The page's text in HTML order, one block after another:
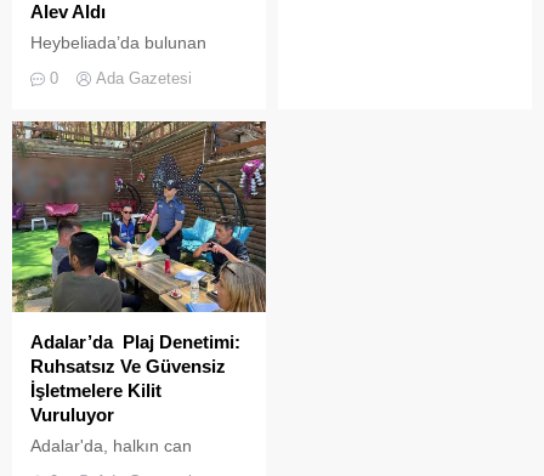
Alev Aldı
Heybeliada’da bulunan
askeri okul binasının
çatısında, tamirat
çıktı. Gökyüzünü kaplayan
yoğun duman paniğe neden
olurken, itfaiye ekipleri
yangına hızla müdahale etti.
0 Ada Gazetesi
Adalar’da Plaj Denetimi:
Ruhsatsız Ve Güvensiz
İşletmelere Kilit
Vuruluyor
Adalar'da, halkın can